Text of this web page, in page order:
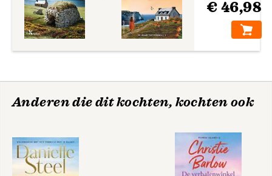
€ 46,98
Anderen die dit kochten, kochten ook